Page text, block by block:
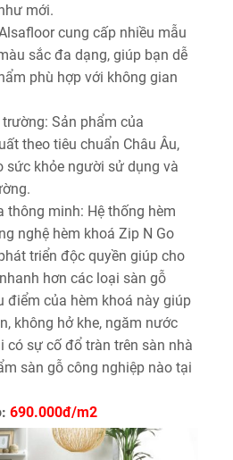
mới.
cung cấp nhiều mẫu
sắc đa dạng, giúp bạn dễ
phù hợp với không gian
Sản phẩm của
theo tiêu chuẩn Châu Âu,
sức khỏe người sử dụng và
thông minh: Hệ thống hèm
nghệ hèm khoá Zip N Go
triển độc quyền giúp cho
hơn các loại sàn gỗ
điểm của hèm khoá này giúp
không hở khe, ngăm nước
có sự cố đổ tràn trên sàn nhà
sàn gỗ công nghiệp nào tại
690.000đ/m2